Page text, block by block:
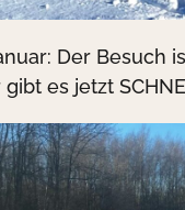
Der Besuch
es jetzt